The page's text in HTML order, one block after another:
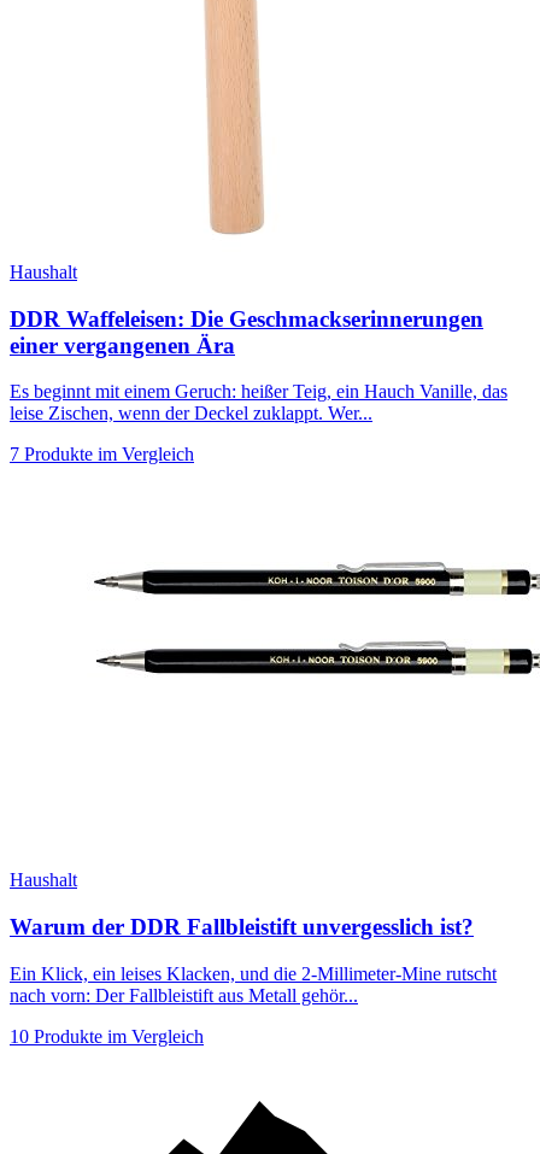
Haushalt
DDR Waffeleisen: Die Geschmackserinnerungen
einer vergangenen Ära
Es beginnt mit einem Geruch: heißer Teig, ein Hauch Vanille, das
leise Zischen, wenn der Deckel zuklappt. Wer...
7 Produkte im Vergleich
Haushalt
Warum der DDR Fallbleistift unvergesslich ist?
Ein Klick, ein leises Klacken, und die 2-Millimeter-Mine rutscht
nach vorn: Der Fallbleistift aus Metall gehör...
10 Produkte im Vergleich